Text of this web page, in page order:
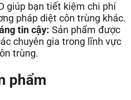
giúp bạn tiết kiệm chi phí
pháp diệt côn trùng khác.
tin cậy: Sản phẩm được
chuyên gia trong lĩnh vực
trùng.
phẩm